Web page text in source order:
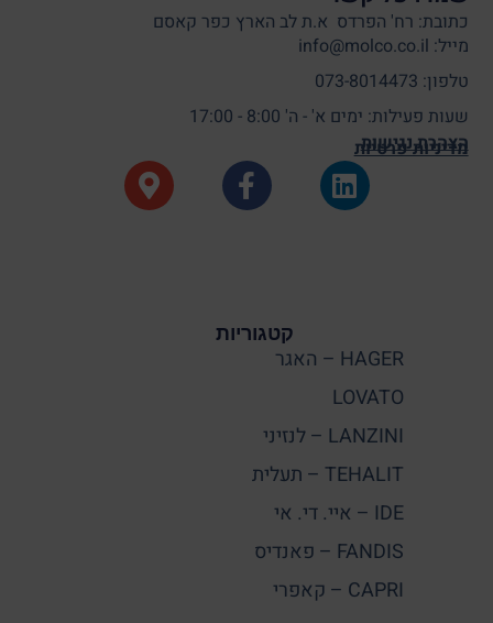
קטגוריות
HAGER – האגר
LOVATO
LANZINI – לנזיני
TEHALIT – תעלית
IDE – איי. די. אי
FANDIS – פאנדיס
CAPRI – קאפרי
כתובת: רח' הפרדס א.ת לב הארץ כפר קאסם
מייל: info@molco.co.il
טלפון: 073-8014473
שעות פעילות: ימים א' - ה' 8:00 - 17:00
הצהרת נגישות
מדיניות פרטיות